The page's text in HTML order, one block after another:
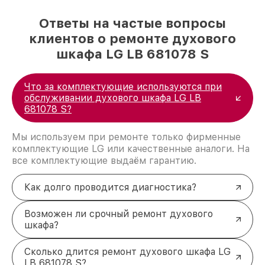
Ответы на частые вопросы
клиентов о ремонте духового
шкафа LG LB 681078 S
Что за комплектующие используются при
обслуживании духового шкафа LG LB
681078 S?
Мы используем при ремонте только фирменные
комплектующие LG или качественные аналоги. На
все комплектующие выдаём гарантию.
Как долго проводится диагностика?
Возможен ли срочный ремонт духового
шкафа?
Сколько длится ремонт духового шкафа LG